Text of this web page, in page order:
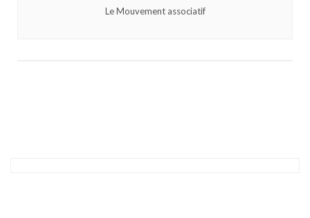
Le Mouvement associatif